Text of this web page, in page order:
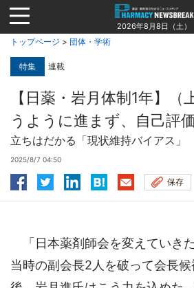
Jump
to
navigation
2026年8月8日（土）
トップページ > 団体・学術
特集 連載
【日薬・岩月体制1年】（
うように進まず、自己評
立ちはだかる「現状維持バイアス」
2025/8/7 04:50
保存
「日本薬剤師会を変えていき
当時の副会長2人を破って会長